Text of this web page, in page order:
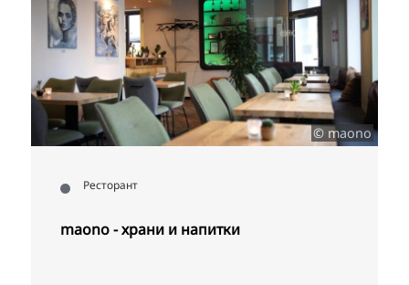
© maono
Ресторант
maono - храни и напитки